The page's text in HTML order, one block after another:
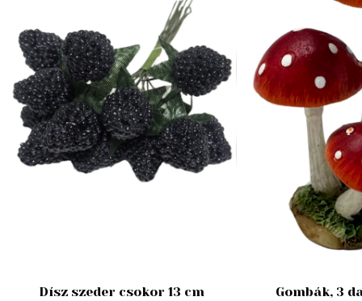
Dísz szeder csokor 13 cm Gombák, 3